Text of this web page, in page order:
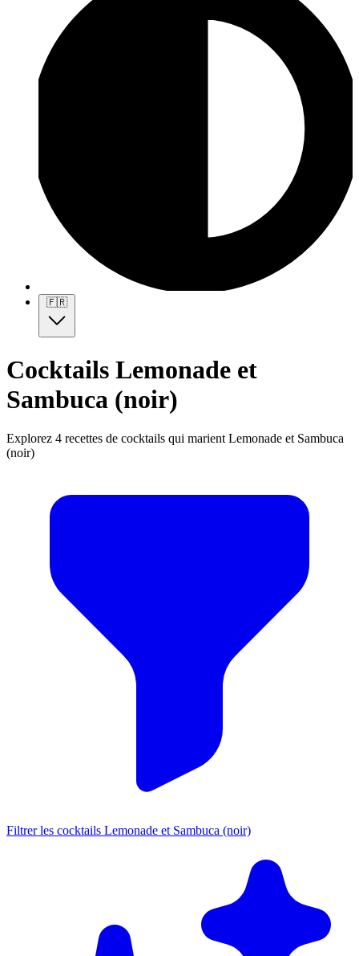
🇫🇷
Cocktails Lemonade et
Sambuca (noir)
Explorez 4 recettes de cocktails qui marient Lemonade et Sambuca
(noir)
Filtrer les cocktails Lemonade et Sambuca (noir)